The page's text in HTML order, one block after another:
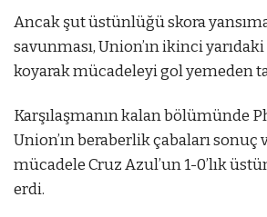
Ancak şut üstünlüğü skora
savunması, Union’ın ikinci yarıdaki
koyarak mücadeleyi gol yemeden
Karşılaşmanın kalan bölümünde
Union’ın beraberlik çabaları sonuç
mücadele Cruz Azul’un 1-0’lık
erdi.